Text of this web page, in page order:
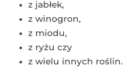
z jabłek,
z winogron,
z miodu,
z ryżu czy
z wielu innych roślin.